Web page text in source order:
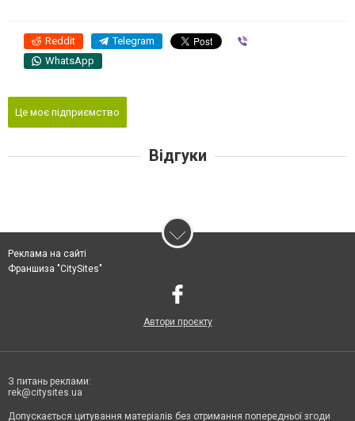
Reddit Telegram
WhatsApp
Це моє підприємство
Відгуки
Реклама на сайті
Франшиза "CitySites"
Автори проєкту
З питань реклами:
rek@citysites.ua
Допускається цитування матеріалів без отримання попередньої згоди